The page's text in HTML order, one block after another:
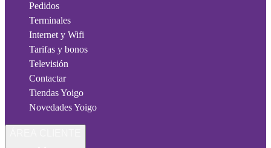
Pedidos
Terminales
Internet y Wifi
Tarifas y bonos
Televisión
Contactar
Tiendas Yoigo
Novedades Yoigo